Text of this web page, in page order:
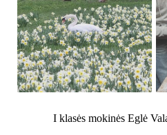
I klasės mokinės Eglė